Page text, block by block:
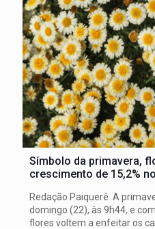
Símbolo da primavera,
crescimento de 15,2%
Redação Paiquerê A
domingo (22), às 9h44, e
flores voltem a enfeitar os